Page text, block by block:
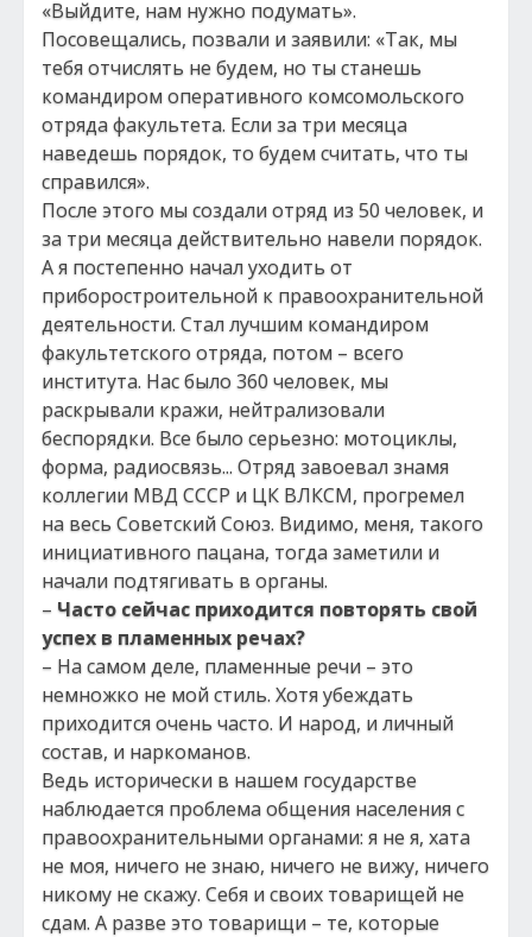
«Выйдите, нам нужно подумать».
Посовещались, позвали и заявили: «Так, мы
тебя отчислять не будем, но ты станешь
командиром оперативного комсомольского
отряда факультета. Если за три месяца
наведешь порядок, то будем считать, что ты
справился».
После этого мы создали отряд из 50 человек, и
за три месяца действительно навели порядок.
А я постепенно начал уходить от
приборостроительной к правоохранительной
деятельности. Стал лучшим командиром
факультетского отряда, потом – всего
института. Нас было 360 человек, мы
раскрывали кражи, нейтрализовали
беспорядки. Все было серьезно: мотоциклы,
форма, радиосвязь... Отряд завоевал знамя
коллегии МВД СССР и ЦК ВЛКСМ, прогремел
на весь Советский Союз. Видимо, меня, такого
инициативного пацана, тогда заметили и
начали подтягивать в органы.
– Часто сейчас приходится повторять свой
успех в пламенных речах?
– На самом деле, пламенные речи – это
немножко не мой стиль. Хотя убеждать
приходится очень часто. И народ, и личный
состав, и наркоманов.
Ведь исторически в нашем государстве
наблюдается проблема общения населения с
правоохранительными органами: я не я, хата
не моя, ничего не знаю, ничего не вижу, ничего
никому не скажу. Себя и своих товарищей не
сдам. А разве это товарищи – те, которые